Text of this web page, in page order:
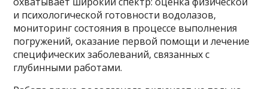
и психологической готовности водолазов,
мониторинг состояния в процессе выполнения
погружений, оказание первой помощи и лечение
специфических заболеваний, связанных с
глубинными работами.